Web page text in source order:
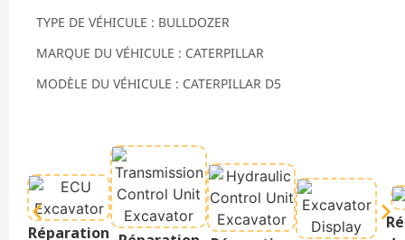
TYPE DE VÉHICULE : BULLDOZER
MARQUE DU VÉHICULE : CATERPILLAR
MODÈLE DU VÉHICULE : CATERPILLAR D5
Réparation